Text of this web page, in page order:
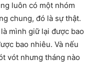
luôn có một nhóm
chung, đó là sự thật.
mình giữ lại được bao
bao nhiêu. Và nếu
vót nhưng tháng nào